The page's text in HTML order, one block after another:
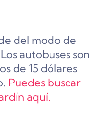
del modo de
autobuses son
de 15 dólares
Puedes buscar
aquí.